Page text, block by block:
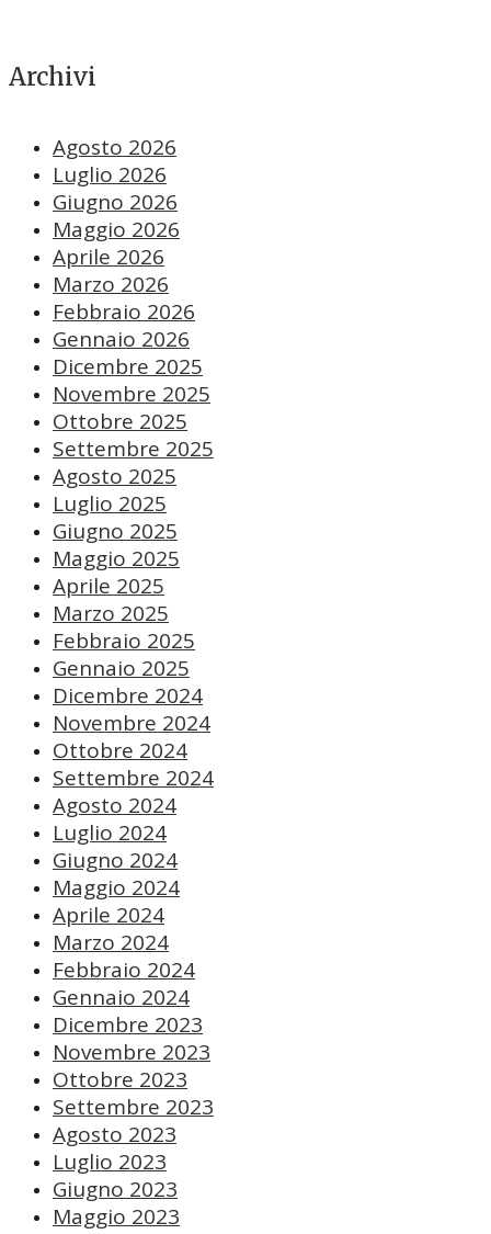
Archivi
Agosto 2026
Luglio 2026
Giugno 2026
Maggio 2026
Aprile 2026
Marzo 2026
Febbraio 2026
Gennaio 2026
Dicembre 2025
Novembre 2025
Ottobre 2025
Settembre 2025
Agosto 2025
Luglio 2025
Giugno 2025
Maggio 2025
Aprile 2025
Marzo 2025
Febbraio 2025
Gennaio 2025
Dicembre 2024
Novembre 2024
Ottobre 2024
Settembre 2024
Agosto 2024
Luglio 2024
Giugno 2024
Maggio 2024
Aprile 2024
Marzo 2024
Febbraio 2024
Gennaio 2024
Dicembre 2023
Novembre 2023
Ottobre 2023
Settembre 2023
Agosto 2023
Luglio 2023
Giugno 2023
Maggio 2023